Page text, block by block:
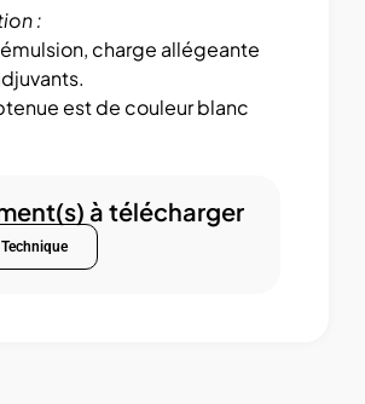
:
charge allégeante
est de couleur blanc
à télécharger